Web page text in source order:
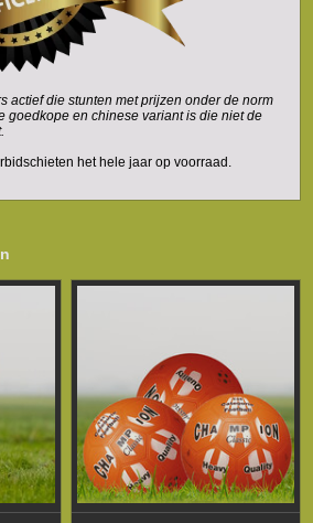
actief die stunten met prijzen onder de norm
goedkope en chinese variant is die niet de
het hele jaar op voorraad.